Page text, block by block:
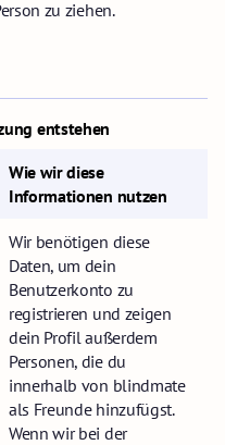
zu ziehen.
entstehen
Wie wir diese
Informationen nutzen
Wir benötigen diese
Daten, um dein
Benutzerkonto zu
registrieren und zeigen
dein Profil außerdem
Personen, die du
innerhalb von blindmate
als Freunde hinzufügst.
Wenn wir bei der